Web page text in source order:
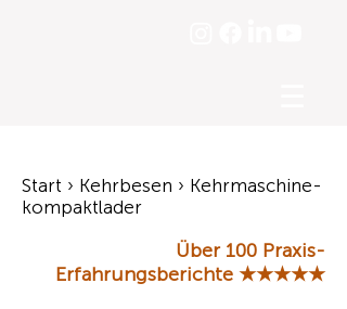
Start › Kehrbesen › Kehrmaschine-
kompaktlader
Über 100 Praxis-
Erfahrungsberichte ★★★★★